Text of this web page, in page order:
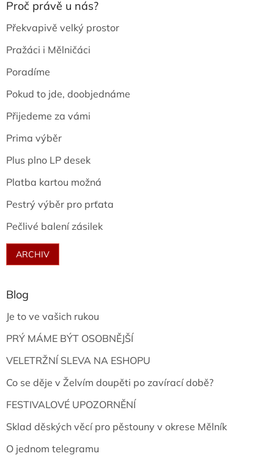
Proč právě u nás?
Překvapivě velký prostor
Pražáci i Mělničáci
Poradíme
Pokud to jde, doobjednáme
Přijedeme za vámi
Prima výběr
Plus plno LP desek
Platba kartou možná
Pestrý výběr pro prťata
Pečlivé balení zásilek
ARCHIV
Blog
Je to ve vašich rukou
PRÝ MÁME BÝT OSOBNĚJŠÍ
VELETRŽNÍ SLEVA NA ESHOPU
Co se děje v Želvím doupěti po zavírací době?
FESTIVALOVÉ UPOZORNĚNÍ
Sklad děských věcí pro pěstouny v okrese Mělník
O jednom telegramu